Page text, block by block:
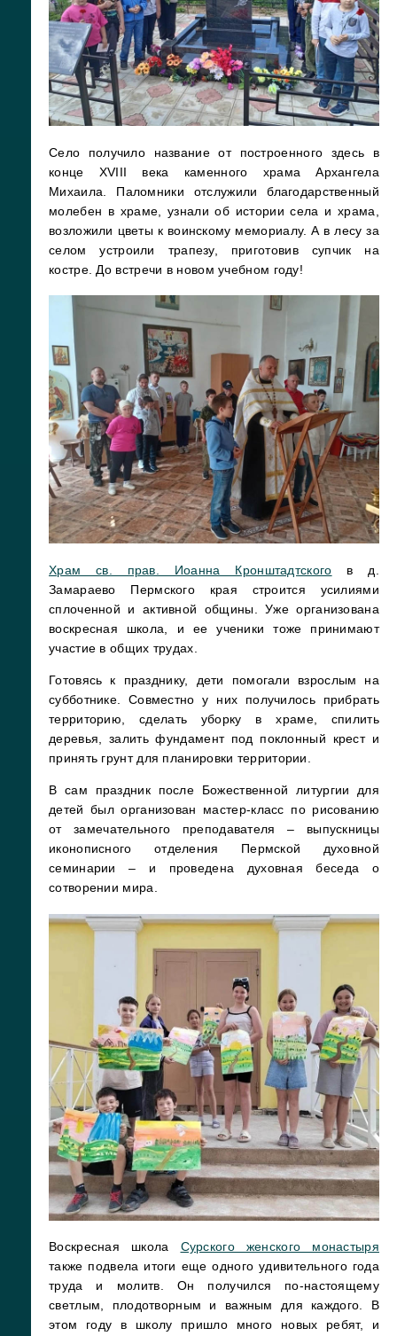
Село получило название от построенного здесь в
конце XVIII века каменного храма Архангела
Михаила. Паломники отслужили благодарственный
молебен в храме, узнали об истории села и храма,
возложили цветы к воинскому мемориалу. А в лесу за
селом устроили трапезу, приготовив супчик на
костре. До встречи в новом учебном году!
Храм св. прав. Иоанна Кронштадтского в д.
Замараево Пермского края строится усилиями
сплоченной и активной общины. Уже организована
воскресная школа, и ее ученики тоже принимают
участие в общих трудах.
Готовясь к празднику, дети помогали взрослым на
субботнике. Совместно у них получилось прибрать
территорию, сделать уборку в храме, спилить
деревья, залить фундамент под поклонный крест и
принять грунт для планировки территории.
В сам праздник после Божественной литургии для
детей был организован мастер-класс по рисованию
от замечательного преподавателя – выпускницы
иконописного отделения Пермской духовной
семинарии – и проведена духовная беседа о
сотворении мира.
Воскресная школа Сурского женского монастыря
также подвела итоги еще одного удивительного года
труда и молитв. Он получился по-настоящему
светлым, плодотворным и важным для каждого. В
этом году в школу пришло много новых ребят, и